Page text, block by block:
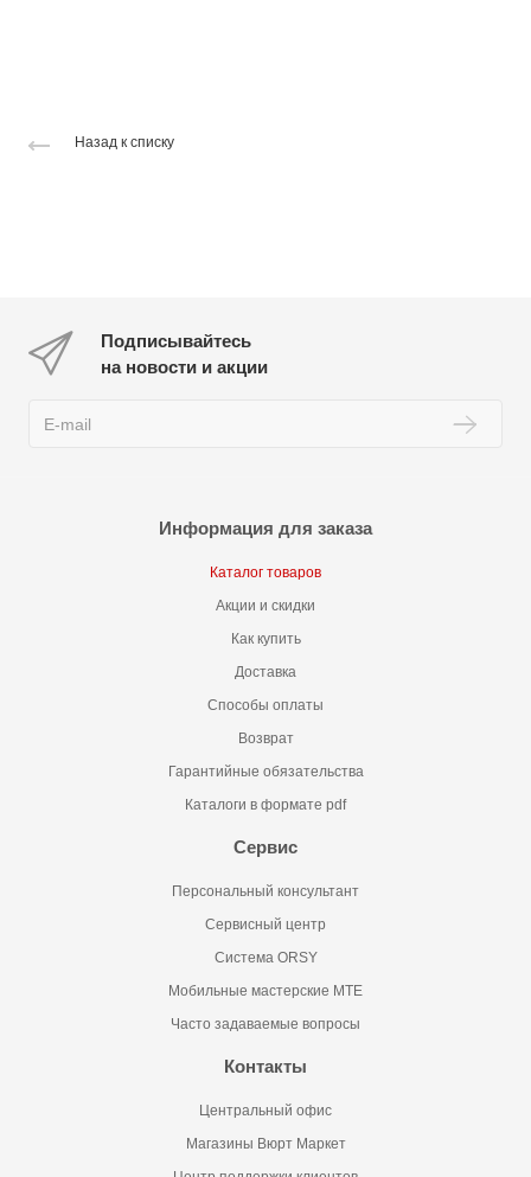
Назад к списку
Подписывайтесь
на новости и акции
Информация для заказа
Каталог товаров
Акции и скидки
Как купить
Доставка
Способы оплаты
Возврат
Гарантийные обязательства
Каталоги в формате pdf
Сервис
Персональный консультант
Сервисный центр
Система ORSY
Мобильные мастерские MTE
Часто задаваемые вопросы
Контакты
Центральный офис
Магазины Вюрт Маркет